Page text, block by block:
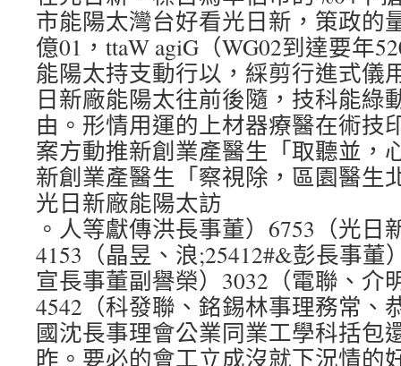
市能陽太灣台好看光日新，策政的
億01，ttaW agiG（WG02到達要年
能陽太持支動行以，綵剪行進式儀
日新廠能陽太往前後隨，技科能綠
由。形情用運的上材器療醫在術技
案方動推新創業產醫生「取聽並，
新創業產醫生「察視除，區園醫生
光日新廠能陽太訪
。人等獻傳洪長事董）6753（光日
4153（晶昱、浪;25412#&彭長事董
宣長事董副譽榮）3032（電聯、介
4542（科發聯、銘錫林事理務常、
國沈長事理會公業同業工學科括包
昨。要必的會工立成沒就下況情的